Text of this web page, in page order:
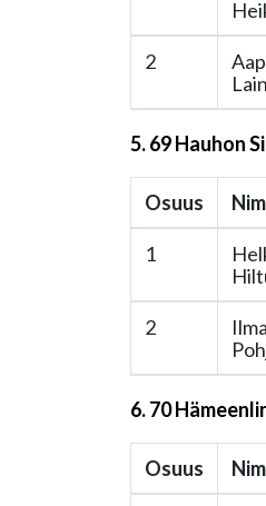
2
5. 69 Hauhon
Osuus
1
2
6. 70
Osuus